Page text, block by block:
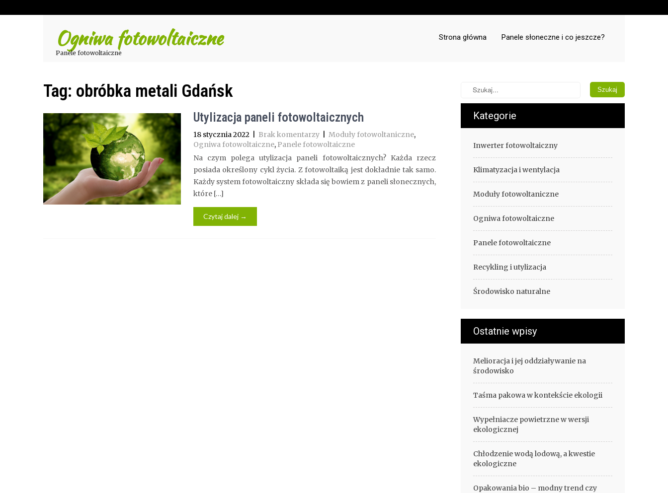
Ogniwa fotowoltaiczne
Panele fotowoltaiczne
Strona główna Panele słoneczne i co jeszcze?
Tag: obróbka metali Gdańsk
Utylizacja paneli fotowoltaicznych
18 stycznia 2022| Brak komentarzy| Moduły fotowoltaniczne,
Ogniwa fotowoltaiczne, Panele fotowoltaiczne
Na czym polega utylizacja paneli fotowoltaicznych? Każda rzecz
posiada określony cykl życia. Z fotowoltaiką jest dokładnie tak samo.
Każdy system fotowoltaiczny składa się bowiem z paneli słonecznych,
które […]
Czytaj dalej →
Kategorie
Inwerter fotowoltaiczny
Klimatyzacja i wentylacja
Moduły fotowoltaniczne
Ogniwa fotowoltaiczne
Panele fotowoltaiczne
Recykling i utylizacja
Środowisko naturalne
Ostatnie wpisy
Melioracja i jej oddziaływanie na
środowisko
Taśma pakowa w kontekście ekologii
Wypełniacze powietrzne w wersji
ekologicznej
Chłodzenie wodą lodową, a kwestie
ekologiczne
Opakowania bio – modny trend czy